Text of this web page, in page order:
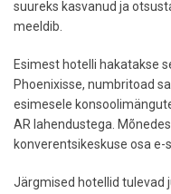
suureks kasvanud ja
meeldib.
Esimest hotelli hakatakse
Phoenixisse, numbritoad
esimesele
AR lahendustega.
konverentsikeskuse osa
Järgmised hotellid tulevad